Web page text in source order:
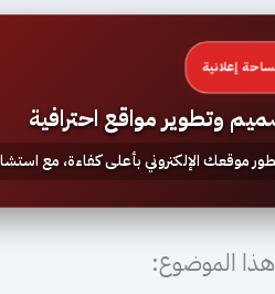
إعلانية
وتطوير مواقع احترافية
موقعك الإلكتروني بأعلى كفاءة، مع
الموضوع: